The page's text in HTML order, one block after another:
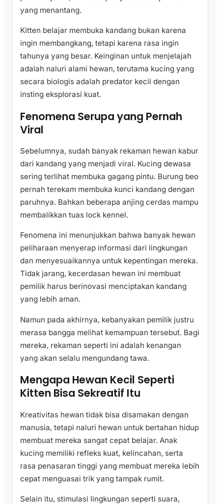
yang menantang.
Kitten belajar membuka kandang bukan karena
ingin membangkang, tetapi karena rasa ingin
tahunya yang besar. Keinginan untuk menjelajah
adalah naluri alami hewan, terutama kucing yang
secara biologis adalah predator kecil dengan
insting eksplorasi kuat.
Fenomena Serupa yang Pernah
Viral
Sebelumnya, sudah banyak rekaman hewan kabur
dari kandang yang menjadi viral. Kucing dewasa
sering terlihat membuka gagang pintu. Burung beo
pernah terekam membuka kunci kandang dengan
paruhnya. Bahkan beberapa anjing cerdas mampu
membalikkan tuas lock kennel.
Fenomena ini menunjukkan bahwa banyak hewan
peliharaan menyerap informasi dari lingkungan
dan menyesuaikannya untuk kepentingan mereka.
Tidak jarang, kecerdasan hewan ini membuat
pemilik harus berinovasi menciptakan kandang
yang lebih aman.
Namun pada akhirnya, kebanyakan pemilik justru
merasa bangga melihat kemampuan tersebut. Bagi
mereka, rekaman seperti ini adalah kenangan
yang akan selalu mengundang tawa.
Mengapa Hewan Kecil Seperti
Kitten Bisa Sekreatif Itu
Kreativitas hewan tidak bisa disamakan dengan
manusia, tetapi naluri hewan untuk bertahan hidup
membuat mereka sangat cepat belajar. Anak
kucing memiliki refleks kuat, kelincahan, serta
rasa penasaran tinggi yang membuat mereka lebih
cepat menguasai trik yang tampak rumit.
Selain itu, stimulasi lingkungan seperti suara,